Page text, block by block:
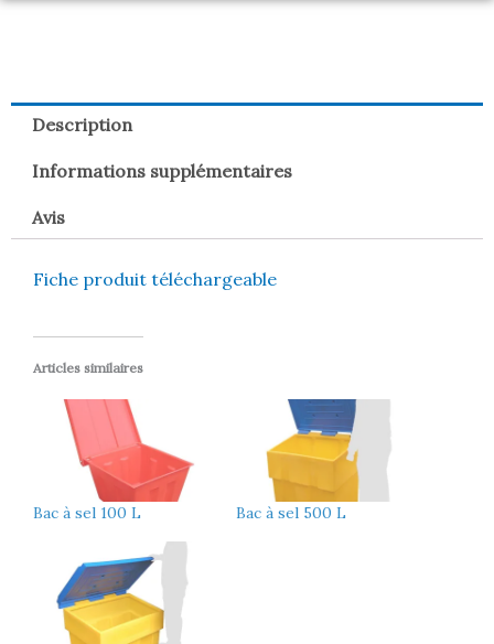
Description
Informations supplémentaires
Avis
Fiche produit téléchargeable
Articles similaires
Bac à sel 100 L Bac à sel 500 L